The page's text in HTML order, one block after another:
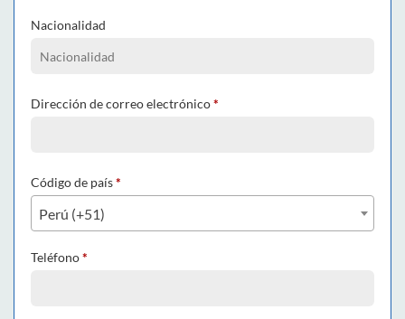
Nacionalidad
Dirección de correo electrónico*
Código de país*
Perú (+51)
Teléfono*